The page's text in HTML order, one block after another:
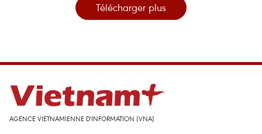
Télécharger plus
AGENCE VIETNAMIENNE D'INFORMATION (VNA)